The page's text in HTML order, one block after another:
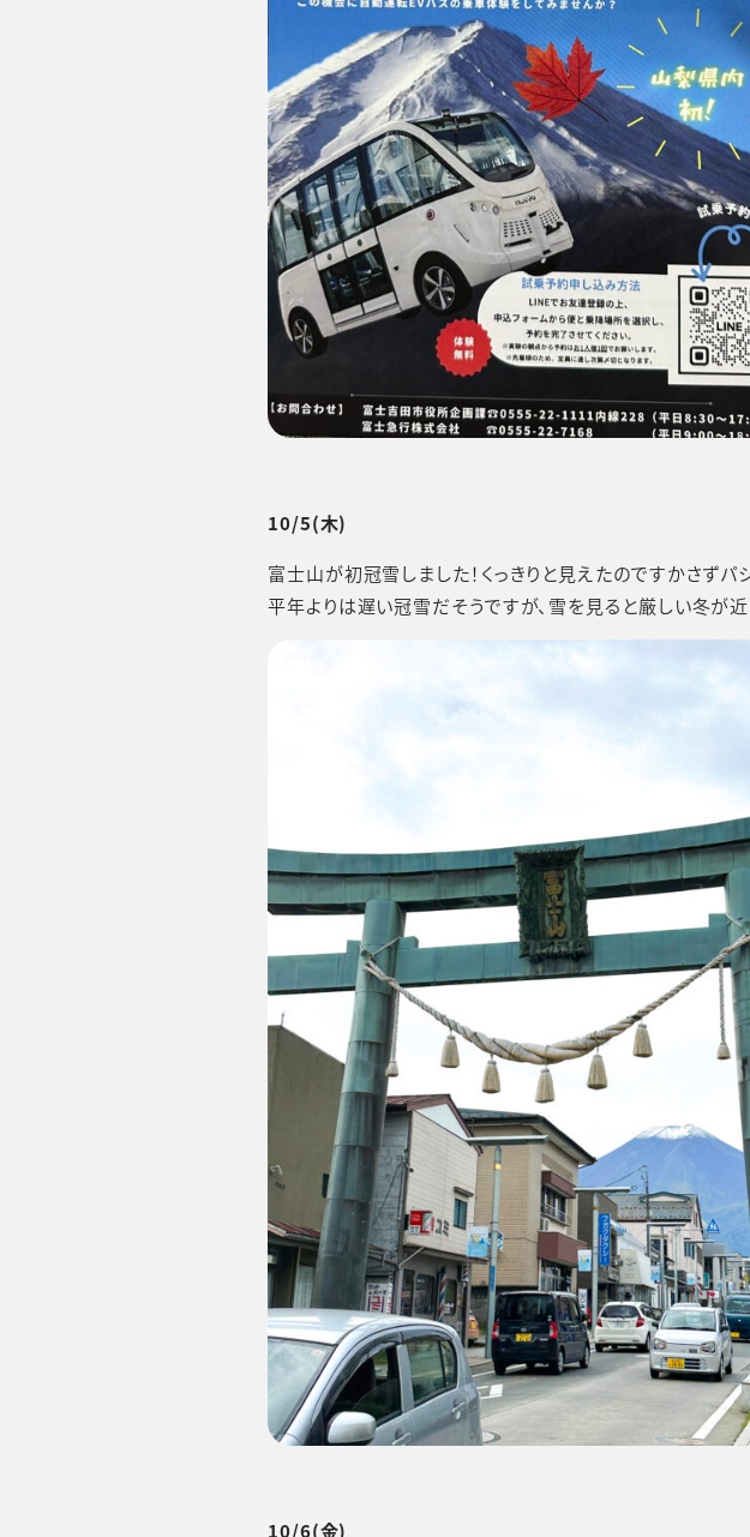
10/5(木)
富士山が初冠雪しました！くっきりと見えたのですかさずパシ
平年よりは遅い冠雪だそうですが、雪を見ると厳しい冬が近
10/6(金)